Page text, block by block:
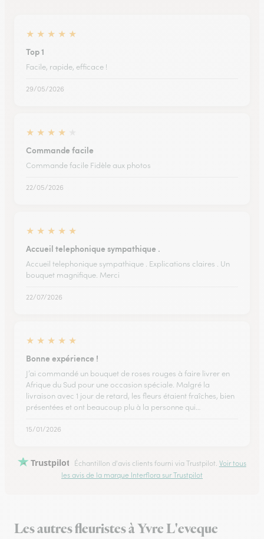
★ ★ ★ ★ ★
Top 1
Facile, rapide, efficace !
29/05/2026
★ ★ ★ ★
Commande facile
Commande facile Fidèle aux photos
22/05/2026
★ ★ ★ ★ ★
Accueil telephonique sympathique .
Accueil telephonique sympathique . Explications claires . Un
bouquet magnifique. Merci
22/07/2026
★ ★ ★ ★ ★
Bonne expérience !
J’ai commandé un bouquet de roses rouges à faire livrer en
Afrique du Sud pour une occasion spéciale. Malgré la
livraison avec 1 jour de retard, les fleurs étaient fraîches, bien
présentées et ont beaucoup plu à la personne qui…
15/01/2026
Trustpilot Échantillon d'avis clients fourni via Trustpilot. Voir tous
les avis de la marque Interflora sur Trustpilot
Les autres fleuristes à Yvre L'eveque